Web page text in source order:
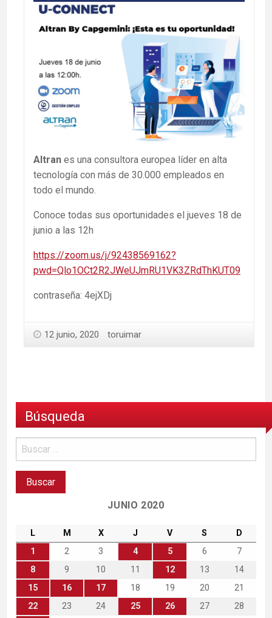
Altran es una consultora europea líder en alta
tecnología con más de 30.000 empleados en
todo el mundo.
Conoce todas sus oportunidades el jueves 18 de
junio a las 12h
https://zoom.us/j/92438569162?
pwd=Qlo1OCt2R2JWeUJmRU1VK3ZRdThKUT09
contraseña: 4ejXDj
12 junio, 2020 toruimar
Búsqueda
JUNIO 2020
L M X J V S
D
1
2 3 4 5 6
7
8
9 10 11 12 13
14
15
16 17 18 19 20
21
22
23 24 25 26 27
28